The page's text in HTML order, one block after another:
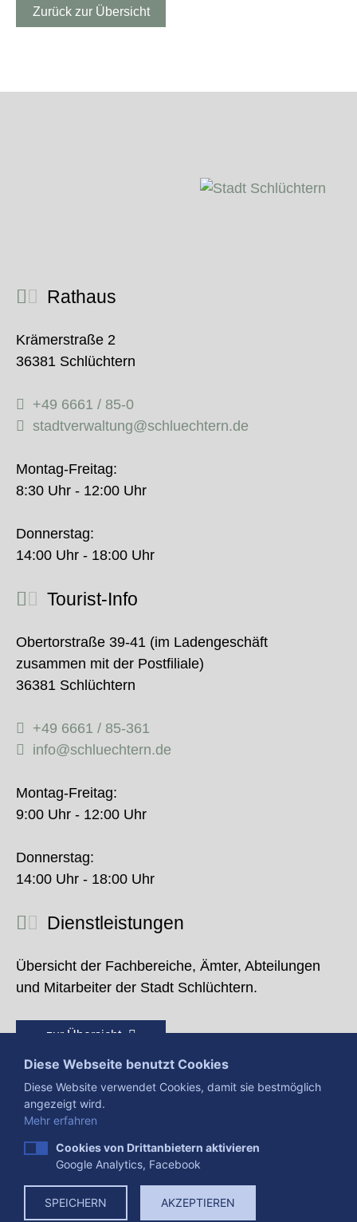
Zurück zur Übersicht
Rathaus
Krämerstraße 2
36381 Schlüchtern
+49 6661 / 85-0
stadtverwaltung@schluechtern.de
Montag-Freitag:
8:30 Uhr - 12:00 Uhr
Donnerstag:
14:00 Uhr - 18:00 Uhr
Tourist-Info
Obertorstraße 39-41 (im Ladengeschäft
zusammen mit der Postfiliale)
36381 Schlüchtern
+49 6661 / 85-361
info@schluechtern.de
Montag-Freitag:
9:00 Uhr - 12:00 Uhr
Donnerstag:
14:00 Uhr - 18:00 Uhr
Dienstleistungen
Übersicht der Fachbereiche, Ämter, Abteilungen
und Mitarbeiter der Stadt Schlüchtern.
zur Übersicht
Presse Impressum
Datenschutzerklärung
Datenverarbeitung
Cookies
Diese Webseite benutzt Cookies
Diese Website verwendet Cookies, damit sie bestmöglich
angezeigt wird.
Mehr erfahren
Cookies von Drittanbietern aktivieren
Google Analytics, Facebook
SPEICHERN AKZEPTIEREN